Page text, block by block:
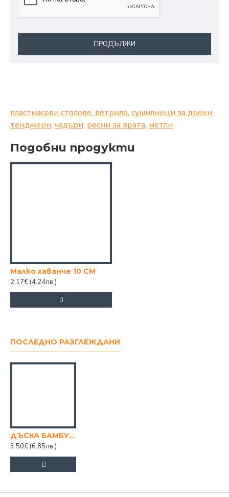
ПРОДЪЛЖИ
пластмасови столове, ветрило, сушилници за дрехи,
тенджери, чадъри, ресни за врата, метли
Подобни продукти
Малко хаванче 10 СМ
2.17€ (4.24лв.)
ПОСЛЕДНО РАЗГЛЕЖДАНИ
ДЪСКА БАМБУК КРЪГ С ДРЪЖКА 24/36
3.50€ (6.85лв.)